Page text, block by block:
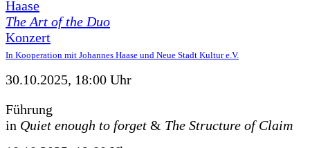
Haase
The Art of the Duo
Konzert
In Kooperation mit Johannes Haase und Neue Stadt Kultur e.V.
30.10.2025, 18:00 Uhr
Führung
in Quiet enough to forget & The Structure of Claim